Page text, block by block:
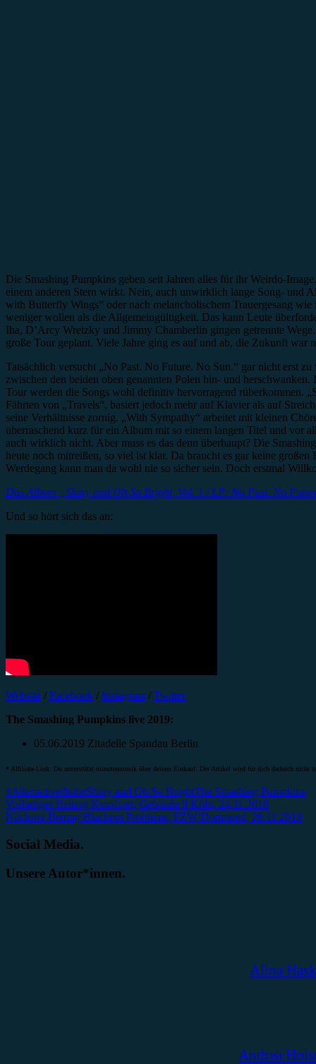
Die Smashing Pumpkins geben seit Jahren alles für ihr Weirdo-
einem anderen Stern wirkt. Nein, auch unwirklich lange Song- und
with Butterfly Wings“ oder nach melancholischem Trauergesang
weniger wollen als die Allgemeingültigkeit. Das kann Leute
Iha, D’Arcy Wretzky und Jimmy Chamberlin gingen getrennte
große Tour geplant. Viele Jahre ging es auf und ab, die Zukunft
Tatsächlich versucht „No Past. No Future. No Sun.“ gar nicht erst
zwischen den beiden oben genannten Polen hin- und
Tour werden die Songs wohl definitiv hervorragend rüberkommen.
Fährten von „Travels“, basiert jedoch mehr auf Klavier als auf
seine Verhältnisse zornig. „With Sympathy“ arbeitet mit kleinen
überraschend kurz für ein Album mit so einem langen Titel und vor
auch wirklich nicht. Aber muss es das denn überhaupt? Die
heute noch mitreißen, so viel ist klar. Da braucht es gar keine
Werdegang kann man da wohl nie so sicher sein. Doch erstmal
Das Album „Shiny and Oh So Bright, Vol. 1 / LP: No Past. No
Und so hört sich das an:
Website / Facebook / Instagram / Twitter
The Smashing Pumpkins live 2019:
05.06.2019 Zitadelle Spandau Berlin
* Affiliate-Link: Du unterstützt minutenmusik über deinen Einkauf. Der Artikel wird für dich dadurch nicht
#Alternative/IndieShiny and Oh So BrightThe Smashing Pumpkins
Beitragsnavigation
Vorheriger Beitrag Kmpfsprt, Gebäude 9 Köln, 24.11.2018
Nächster Beitrag Blackout Problems, FZW Dortmund, 26.11.2018
Social Media.
Unsere Autor*innen.
Alina
Andrea